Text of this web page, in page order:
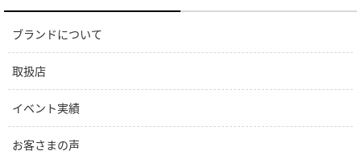
ブランドについて
取扱店
イベント実績
お客さまの声